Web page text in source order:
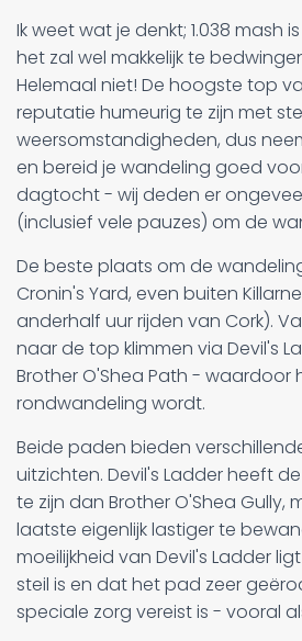
Ik weet wat je denkt; 1.038 mash
het zal wel makkelijk te
Helemaal niet! De hoogste top
reputatie humeurig te zijn met
weersomstandigheden, dus
en bereid je wandeling goed
dagtocht - wij deden er
(inclusief vele pauzes) om de
De beste plaats om de
Cronin's Yard, even buiten
anderhalf uur rijden van Cork).
naar de top klimmen via Devil's
Brother O'Shea Path - waardoor
rondwandeling wordt.
Beide paden bieden
uitzichten. Devil's Ladder heeft
te zijn dan Brother O'Shea Gully,
laatste eigenlijk lastiger te
moeilijkheid van Devil's Ladder
steil is en dat het pad zeer
speciale zorg vereist is - vooral